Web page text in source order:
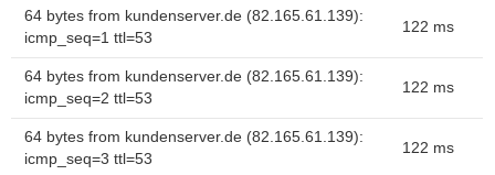
64 bytes from kundenserver.de (82.165.61.139):
icmp_seq=1 ttl=53
122 ms
64 bytes from kundenserver.de (82.165.61.139):
icmp_seq=2 ttl=53
122 ms
64 bytes from kundenserver.de (82.165.61.139):
icmp_seq=3 ttl=53
122 ms